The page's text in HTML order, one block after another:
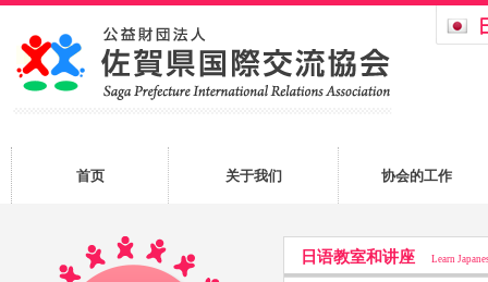
首页 关于我们 协会的工作
日语教室和讲座 Learn